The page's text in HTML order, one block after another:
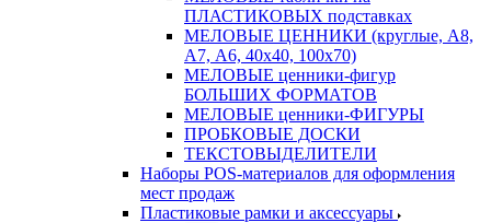
ПЛАСТИКОВЫХ подставках
МЕЛОВЫЕ ЦЕННИКИ (круглые, А8,
А7, А6, 40х40, 100х70)
МЕЛОВЫЕ ценники-фигур
БОЛЬШИХ ФОРМАТОВ
МЕЛОВЫЕ ценники-ФИГУРЫ
ПРОБКОВЫЕ ДОСКИ
ТЕКСТОВЫДЕЛИТЕЛИ
Наборы POS-материалов для оформления
мест продаж
Пластиковые рамки и аксессуары